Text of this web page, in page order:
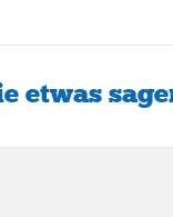
etwas